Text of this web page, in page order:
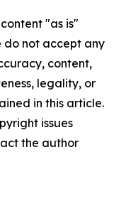
"as is"
do not accept any
content,
legality, or
in this article.
issues
the author